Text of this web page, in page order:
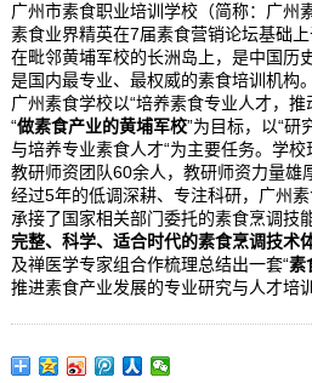
广州市素食职业培训学校（简称：广州
素食业界精英在7届素食营销论坛基础
在毗邻黄埔军校的长洲岛上，是中国历
是国内最专业、最权威的素食培训机构。
广州素食学校以“培养素食专业人才，
“做素食产业的黄埔军校”为目标，以“研
与培养专业素食人才“为主要任务。学
教研师资团队60余人，教研师资力量雄
经过5年的低调深耕、专注科研，广州素
承接了国家相关部门委托的素食烹调技
完整、科学、适合时代的素食烹调技术
及禅医学专家组合作梳理总结出一套“素
推进素食产业发展的专业研究与人才培训